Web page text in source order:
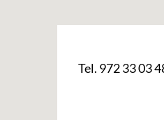
Tel. 972 33 03